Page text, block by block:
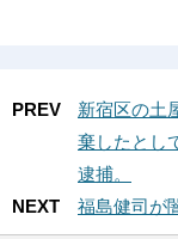
PREV
新宿区の土
棄したとし
逮捕。
NEXT
福島健司が